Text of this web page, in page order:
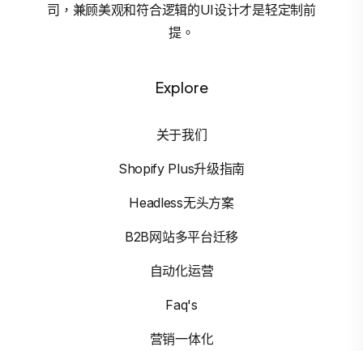
司，兼顾美观和符合逻辑的UI设计才是轻定制前
提。
Explore
关于我们
Shopify Plus升级指南
Headless无头方案
B2B网站多平台迁移
自动化运营
Faq's
营销一体化